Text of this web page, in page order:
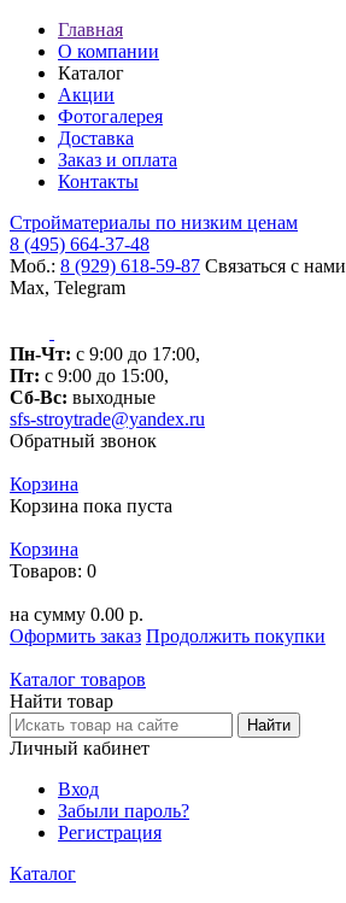
Главная
О компании
Каталог
Акции
Фотогалерея
Доставка
Заказ и оплата
Контакты
Стройматериалы по низким ценам
8 (495) 664-37-48
Моб.: 8 (929) 618-59-87 Связаться с нами
Max, Telegram
Пн-Чт: с 9:00 до 17:00,
Пт: с 9:00 до 15:00,
Сб-Вс: выходные
sfs-stroytrade@yandex.ru
Обратный звонок
Корзина
Корзина пока пуста
Корзина
Товаров: 0
на сумму 0.00 р.
Оформить заказ Продолжить покупки
Каталог товаров
Найти товар
Личный кабинет
Вход
Забыли пароль?
Регистрация
Каталог